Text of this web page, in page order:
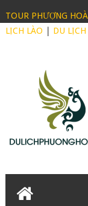
TOUR PHƯỢNG
LỊCH LÀO
DU LỊCH